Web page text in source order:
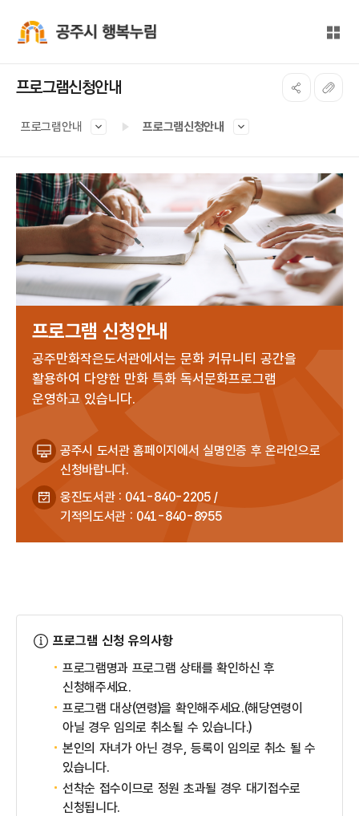
전체
프로그램신청안내
프로그램안내 프로그램신청안내
프로그램 신청안내
공주만화작은도서관에서는 문화 커뮤니티 공간을
활용하여 다양한 만화 특화 독서문화프로그램
운영하고 있습니다.
공주시 도서관 홈페이지에서 실명인증 후 온라인으로
신청바랍니다.
웅진도서관 : 041-840-2205 /
기적의도서관 : 041-840-8955
프로그램 신청 유의사항
프로그램명과 프로그램 상태를 확인하신 후
신청해주세요.
프로그램 대상(연령)을 확인해주세요.(해당연령이
아닐 경우 임의로 취소될 수 있습니다.)
본인의 자녀가 아닌 경우, 등록이 임의로 취소 될 수
있습니다.
선착순 접수이므로 정원 초과될 경우 대기접수로
신청됩니다.